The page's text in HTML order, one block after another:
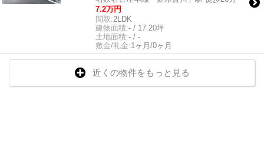
7.2万円
間取:2LDK
建物面積:- / 17.20坪
土地面積:- / -
敷金/礼金:1ヶ月/0ヶ月
近くの物件をもっと見る